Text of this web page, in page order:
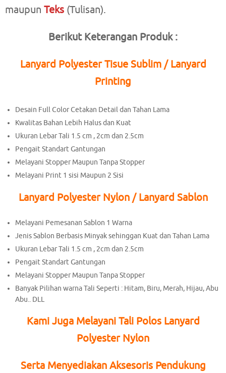
maupun Teks (Tulisan).
Berikut Keterangan Produk :
Lanyard Polyester Tisue Sublim / Lanyard
Printing
Desain Full Color Cetakan Detail dan Tahan Lama
Kwalitas Bahan Lebih Halus dan Kuat
Ukuran Lebar Tali 1.5 cm , 2cm dan 2.5cm
Pengait Standart Gantungan
Melayani Stopper Maupun Tanpa Stopper
Melayani Print 1 sisi Maupun 2 Sisi
Lanyard Polyester Nylon / Lanyard Sablon
Melayani Pemesanan Sablon 1 Warna
Jenis Sablon Berbasis Minyak sehinggan Kuat dan Tahan Lama
Ukuran Lebar Tali 1.5 cm , 2cm dan 2.5cm
Pengait Standart Gantungan
Melayani Stopper Maupun Tanpa Stopper
Banyak Pilihan warna Tali Seperti : Hitam, Biru, Merah, Hijau, Abu
Abu.. DLL
Kami Juga Melayani Tali Polos Lanyard
Polyester Nylon
Serta Menyediakan Aksesoris Pendukung